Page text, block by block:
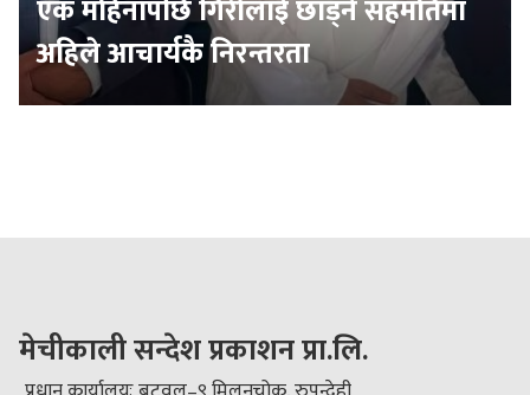
एक महिनापछि गिरीलाई छाड्ने सहमतिमा
अहिले आचार्यकै निरन्तरता
मेचीकाली सन्देश प्रकाशन प्रा.लि.